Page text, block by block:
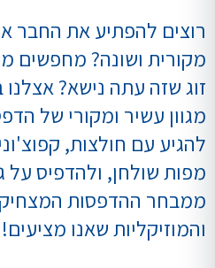
רוצים להפתיע את החבר
מקורית ושונה? מחפשים
זוג שזה עתה נישא? אצלנו
מגוון עשיר ומקורי של
להגיע עם חולצות,
מפות שולחן, ולהדפיס על
ממבחר ההדפסות
והמוזיקליות שאנו מציעים!